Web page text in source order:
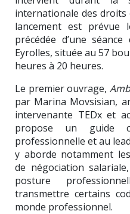
internationale des droits
lancement est prévue
précédée d’une
Eyrolles, située au 57
heures à 20 heures.
Le premier ouvrage,
par Marina Movsisian,
intervenante TEDx et
propose un guide
professionnelle et au
y aborde notamment
de négociation
posture
transmettre certains
monde professionnel.